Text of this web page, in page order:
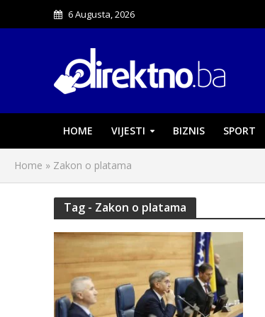
6 Augusta, 2026
HOME VIJESTI BIZNIS SPORT
Home » Zakon o platama
Tag - Zakon o platama